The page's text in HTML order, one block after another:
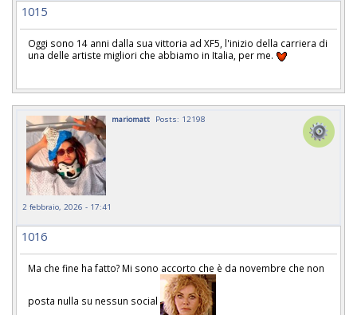
1015
Oggi sono 14 anni dalla sua vittoria ad XF5, l'inizio della carriera di
una delle artiste migliori che abbiamo in Italia, per me.
mariomatt Posts: 12198
2 febbraio, 2026 - 17:41
1016
Ma che fine ha fatto? Mi sono accorto che è da novembre che non
posta nulla su nessun social